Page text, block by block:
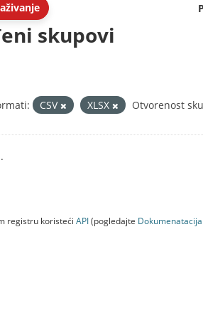
skupovi
CSV XLSX Otvorenost
registru koristeći API(pogledajte Dokumenаtаcijа